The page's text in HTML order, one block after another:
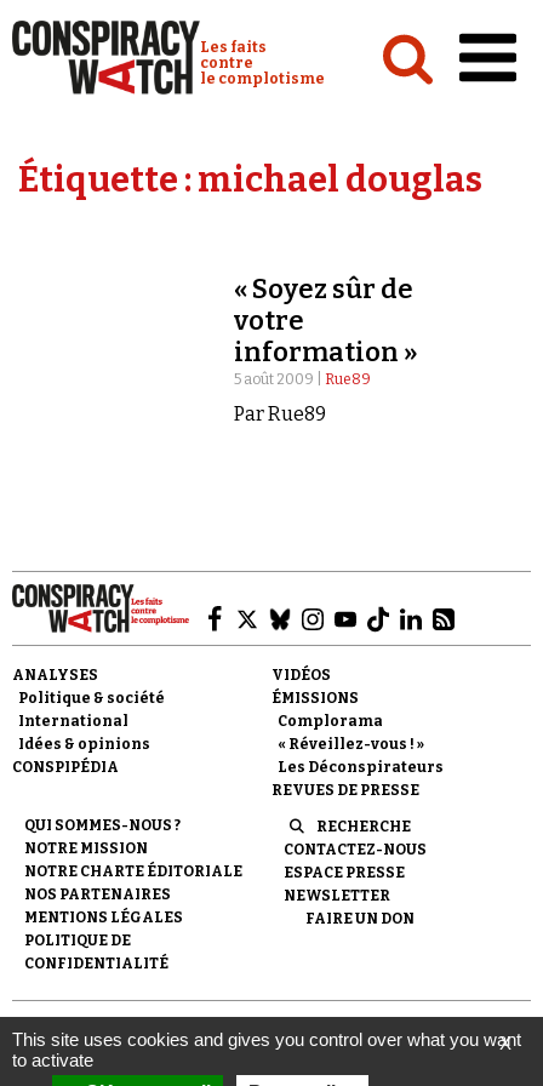
Conspiracy Watch :
Les faits
contre
le complotisme
Analyses
Émissions
Revues de presse
Faire un don
Demander à Vera
Étiquette :michael douglas
« Soyez sûr de
votre
information »
5 août 2009 | Rue89
Par Rue89
ANALYSES
Politique & société
International
Idées & opinions
CONSPIPÉDIA
VIDÉOS
ÉMISSIONS
Complorama
« Réveillez-vous ! »
Les Déconspirateurs
REVUES DE PRESSE
QUI SOMMES-NOUS ?
NOTRE MISSION
NOTRE CHARTE ÉDITORIALE
NOS PARTENAIRES
MENTIONS LÉGALES
POLITIQUE DE
CONFIDENTIALITÉ
RECHERCHE
CONTACTEZ-NOUS
ESPACE PRESSE
NEWSLETTER
FAIRE UN DON
© 2007- 2026 Conspiracy Watch | Une réalisation de
l'Observatoire du conspirationnisme (association loi de 1901) avec
le soutien de la Fondation pour la Mémoire de la Shoah.
X
This site uses cookies and gives you control over what you want
to activate